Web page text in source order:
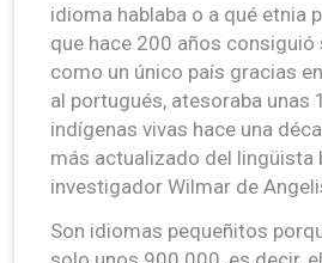
idioma hablaba o a qué etnia
que hace 200 años
como un único país gracias
al portugués, atesoraba unas
indígenas vivas hace una
más actualizado del lingüista
investigador Wilmar de
Son idiomas pequeñitos